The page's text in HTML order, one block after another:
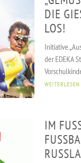
DIE
OS!
Initiative
der EDEKA
WEITERLESEN
IM
SSLAND